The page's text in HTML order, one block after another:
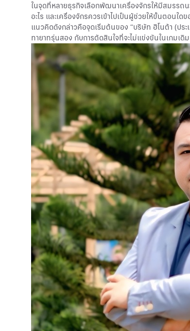
ในจุดที่หลายธุรกิจเลือกพัฒนาเครื่องจักรให้มีสมรรถ
อะไร และเครื่องจักรควรเข้าไปเป็นผู้ช่วยให้ขั้นตอนใด
แนวคิดดังกล่าวคือจุดเริ่มต้นของ “บริษัท ฮิโนต้า (ปร
ทายาทรุ่นสอง กับการตัดสินใจที่จะไม่แข่งขันในเกมเดิม